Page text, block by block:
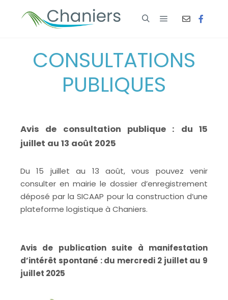
CONSULTATIONS
PUBLIQUES
Avis de consultation publique : du 15
juillet au 13 août 2025
Du 15 juillet au 13 août, vous pouvez venir
consulter en mairie le dossier d’enregistrement
déposé par la SICAAP pour la construction d’une
plateforme logistique à Chaniers.
Avis de publication suite à manifestation
d’intérêt spontané : du mercredi 2 juillet au 9
juillet 2025